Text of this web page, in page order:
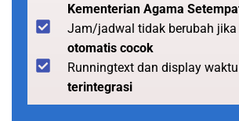
Kementerian Agama
Jam/jadwal tidak berubah
otomatis cocok
Runningtext dan display
terintegrasi